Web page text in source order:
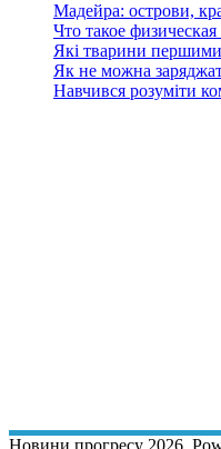
Мадейра: острови,
Что такое
Які тварини першими
Як не можна
Навчився розуміти